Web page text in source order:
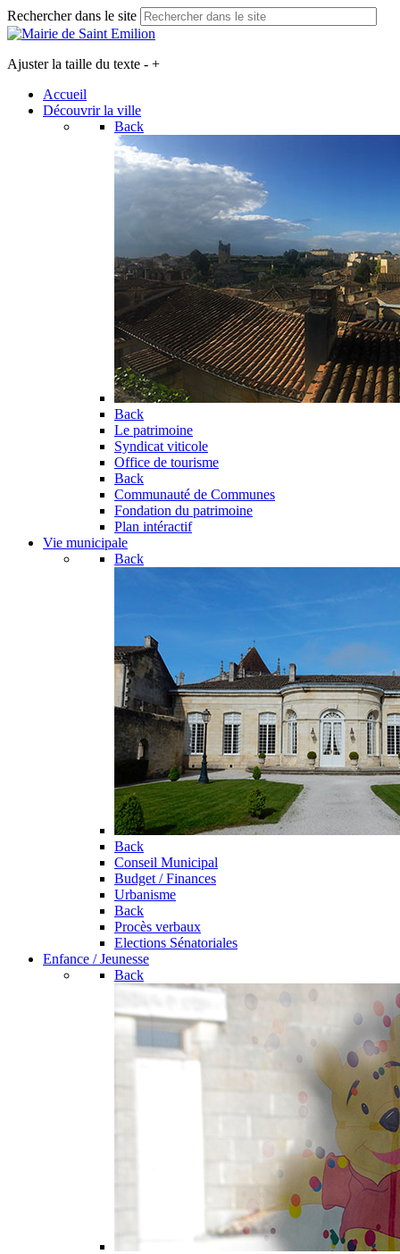
Rechercher dans le site
Ajuster la taille du texte - +
Accueil
Découvrir la ville
Back
Back
Le patrimoine
Syndicat viticole
Office de tourisme
Back
Communauté de Communes
Fondation du patrimoine
Plan intéractif
Vie municipale
Back
Back
Conseil Municipal
Budget / Finances
Urbanisme
Back
Procès verbaux
Elections Sénatoriales
Enfance / Jeunesse
Back